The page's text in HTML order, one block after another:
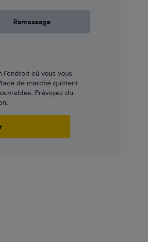
Ramassage
l'endroit où vous vous
de marché quittent
Prévoyez du